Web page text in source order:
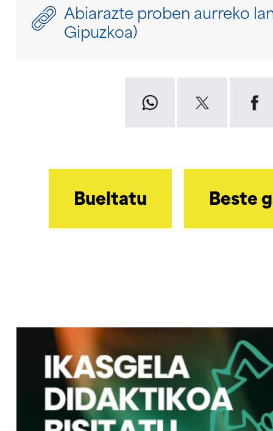
Abiarazte proben aurreko
Gipuzkoa)
Bueltatu Beste